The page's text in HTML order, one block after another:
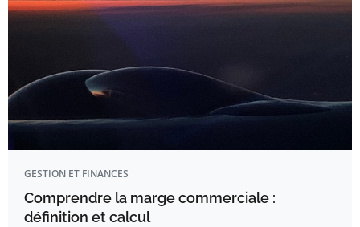
GESTION ET FINANCES
Comprendre la marge commerciale :
définition et calcul